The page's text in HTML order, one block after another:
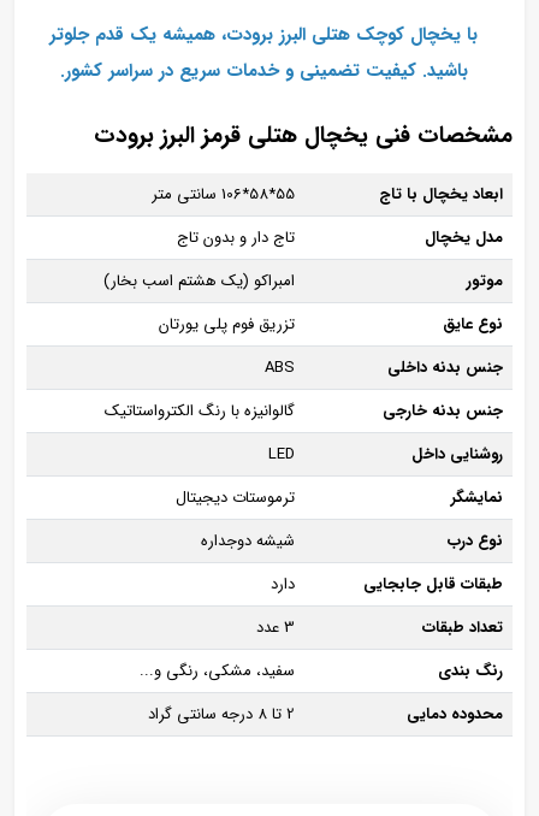
با یخچال کوچک هتلی البرز برودت، همیشه یک قدم جلوتر
باشید. کیفیت تضمینی و خدمات سریع در سراسر کشور.
مشخصات فنی یخچال هتلی قرمز البرز برودت
ابعاد یخچال با تاج
55*58*106 سانتی متر
مدل یخچال
تاج دار و بدون تاج
موتور
امبراکو (یک هشتم اسب بخار)
نوع عایق
تزریق فوم پلی یورتان
جنس بدنه داخلی
ABS
جنس بدنه خارجی
گالوانیزه با رنگ الکترواستاتیک
روشنایی داخل
LED
نمایشگر
ترموستات دیجیتال
نوع درب
شیشه دوجداره
طبقات قابل جابجایی
دارد
تعداد طبقات
3 عدد
رنگ بندی
سفید، مشکی، رنگی و...
محدوده دمایی
2 تا 8 درجه سانتی گراد